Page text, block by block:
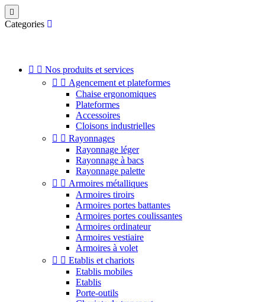

Categories
  Nos produits et services
  Agencement et plateformes
Chaise ergonomiques
Plateformes
Accessoires
Cloisons industrielles
  Rayonnages
Rayonnage léger
Rayonnage à bacs
Rayonnage palette
  Armoires métalliques
Armoires tiroirs
Armoires portes battantes
Armoires portes coulissantes
Armoires ordinateur
Armoires vestiaire
Armoires à volet
  Etablis et chariots
Etablis mobiles
Etablis
Porte-outils